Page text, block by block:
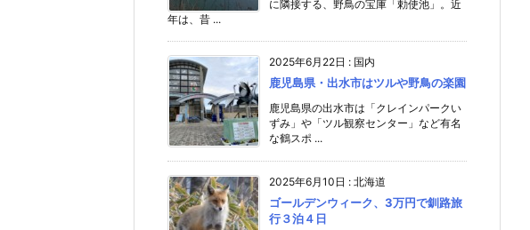
に隣接する、野鳥の宝庫「勅使池」。近
年は、昔 ...
2025年6月22日 : 国内
鹿児島県・出水市はツルや野鳥の楽園
鹿児島県の出水市は「クレインパークい
ずみ」や「ツル観察センター」など有名
な鶴スポ ...
2025年6月10日 : 北海道
ゴールデンウィーク、3万円で釧路旅
行３泊４日